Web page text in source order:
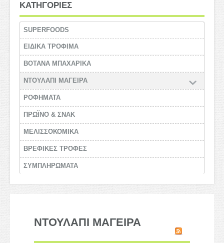
ΚΑΤΗΓΟΡΙΕΣ
SUPERFOODS
ΕΙΔΙΚΑ ΤΡΟΦΙΜΑ
ΒΟΤΑΝΑ ΜΠΑΧΑΡΙΚΑ
ΝΤΟΥΛΑΠΙ ΜΑΓΕΙΡΑ
ΡΟΦΗΜΑΤΑ
ΠΡΩΪΝΟ & ΣΝΑΚ
ΜΕΛΙΣΣΟΚΟΜΙΚΑ
BΡΕΦΙΚΕΣ ΤΡΟΦΕΣ
ΣΥΜΠΛΗΡΩΜΑΤΑ
ΝΤΟΥΛΑΠΙ ΜΑΓΕΙΡΑ